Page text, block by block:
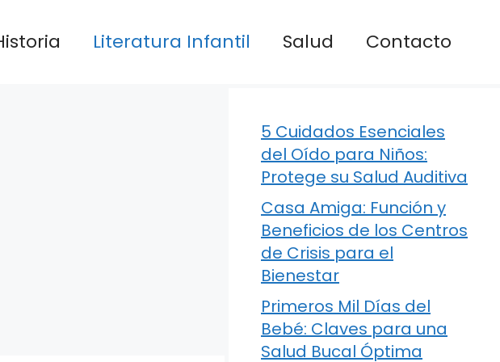
Literatura Infantil Salud Contacto
5 Cuidados Esenciales
del Oído para Niños:
Protege su Salud Auditiva
Casa Amiga: Función y
Beneficios de los Centros
de Crisis para el
Bienestar
Primeros Mil Días del
Bebé: Claves para una
Salud Bucal Óptima